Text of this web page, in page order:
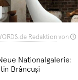
Redaktionvon
Nationalgalerie:
Brâncuşi